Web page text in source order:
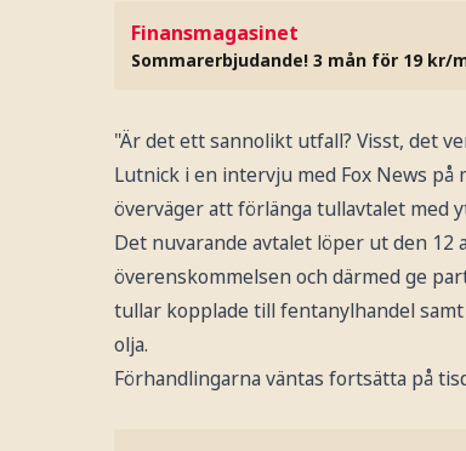
Finansmagasinet
Sommarerbjudande! 3 mån för 19 kr/
"Är det ett sannolikt utfall? Visst, det
Lutnick i en intervju med Fox News
överväger att förlänga tullavtalet med
Det nuvarande avtalet löper ut den
överenskommelsen och därmed ge
tullar kopplade till fentanylhandel
olja.
Förhandlingarna väntas fortsätta på